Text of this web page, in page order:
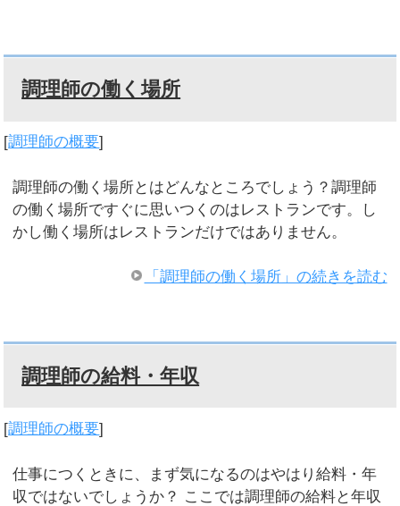
調理師の働く場所
[調理師の概要]
調理師の働く場所とはどんなところでしょう？調理師
の働く場所ですぐに思いつくのはレストランです。し
かし働く場所はレストランだけではありません。
「調理師の働く場所」の続きを読む
調理師の給料・年収
[調理師の概要]
仕事につくときに、まず気になるのはやはり給料・年
収ではないでしょうか？ ここでは調理師の給料と年収